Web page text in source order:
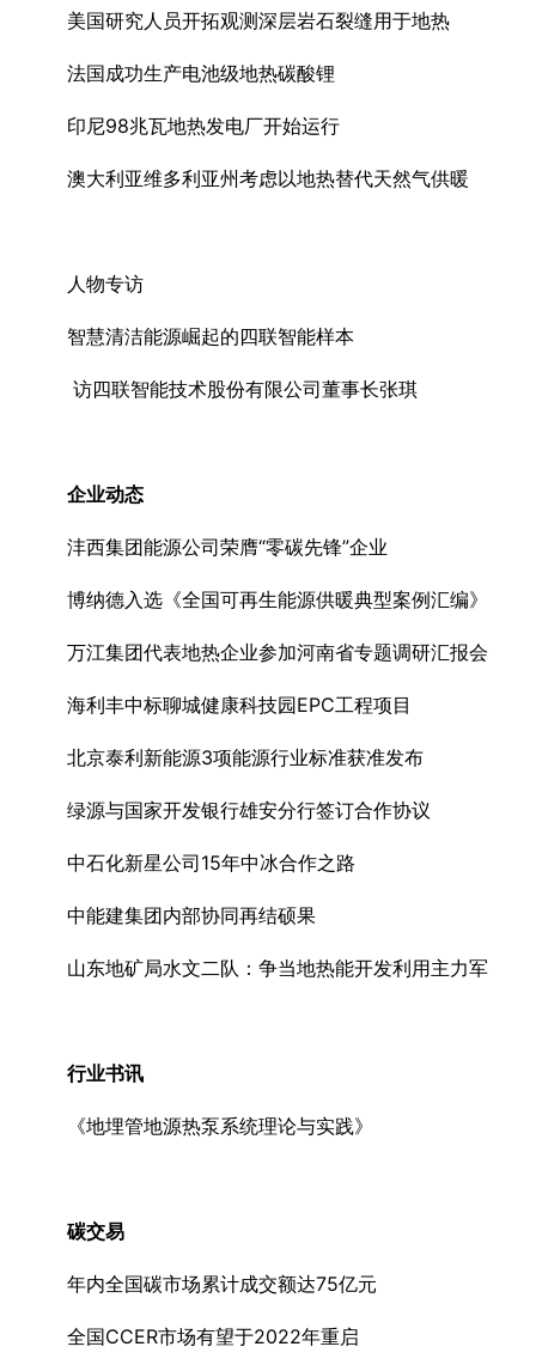
美国研究人员开拓观测深层岩石裂缝用于地热
法国成功生产电池级地热碳酸锂
印尼98兆瓦地热发电厂开始运行
澳大利亚维多利亚州考虑以地热替代天然气供暖
人物专访
智慧清洁能源崛起的四联智能样本
访四联智能技术股份有限公司董事长张琪
企业动态
沣西集团能源公司荣膺“零碳先锋”企业
博纳德入选《全国可再生能源供暖典型案例汇编》
万江集团代表地热企业参加河南省专题调研汇报会
海利丰中标聊城健康科技园EPC工程项目
北京泰利新能源3项能源行业标准获准发布
绿源与国家开发银行雄安分行签订合作协议
中石化新星公司15年中冰合作之路
中能建集团内部协同再结硕果
山东地矿局水文二队：争当地热能开发利用主力军
行业书讯
《地埋管地源热泵系统理论与实践》
碳交易
年内全国碳市场累计成交额达75亿元
全国CCER市场有望于2022年重启